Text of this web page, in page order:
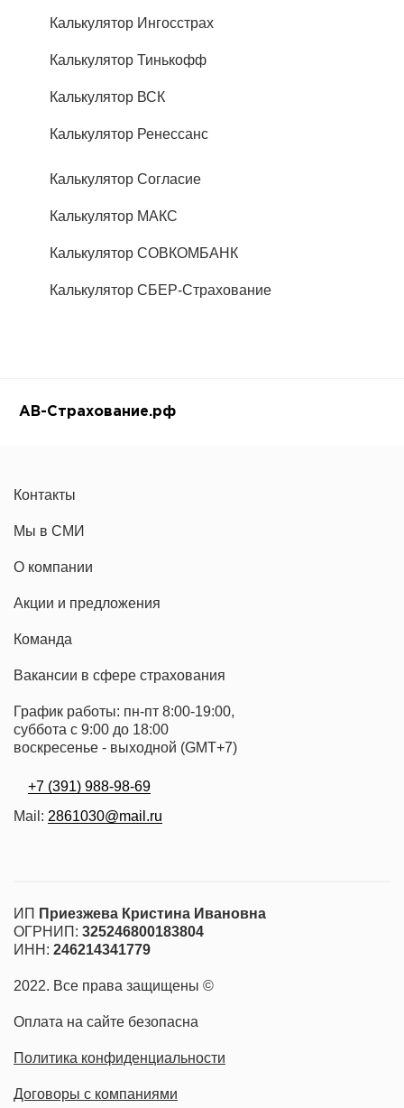
Калькулятор Ингосстрах
Калькулятор Тинькофф
Калькулятор ВСК
Калькулятор Ренессанс
Калькулятор Согласие
Калькулятор МАКС
Калькулятор СОВКОМБАНК
Калькулятор СБЕР-Страхование
АВ-Страхование.рф
Контакты
Мы в СМИ
О компании
Акции и предложения
Команда
Вакансии в сфере страхования
График работы: пн-пт 8:00-19:00,
суббота с 9:00 до 18:00
воскресенье - выходной (GMT+7)
+7 (391) 988-98-69
Mail: 2861030@mail.ru
ИП Приезжева Кристина Ивановна
ОГРНИП: 325246800183804
ИНН: 246214341779
2022. Все права защищены ©
Оплата на сайте безопасна
Политика конфиденциальности
Договоры с компаниями